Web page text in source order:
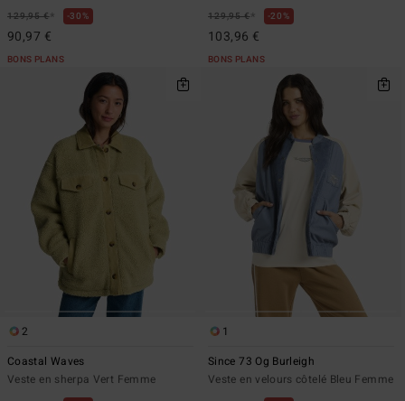
129,95 €* 30%
90,97 €
BONS PLANS
129,95 €* 20%
103,96 €
BONS PLANS
2
Coastal Waves
Veste en sherpa Vert Femme
1
Since 73 Og Burleigh
Veste en velours côtelé Bleu Femme